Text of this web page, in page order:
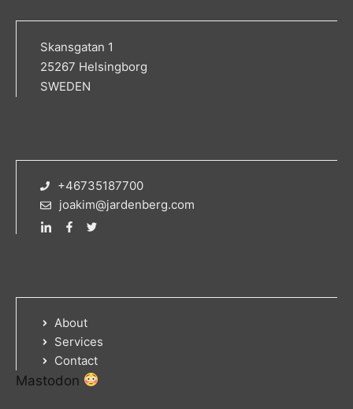
Skansgatan 1
25267 Helsingborg
SWEDEN
+46735187700
joakim@jardenberg.com
About
Services
Contact
Mastodon